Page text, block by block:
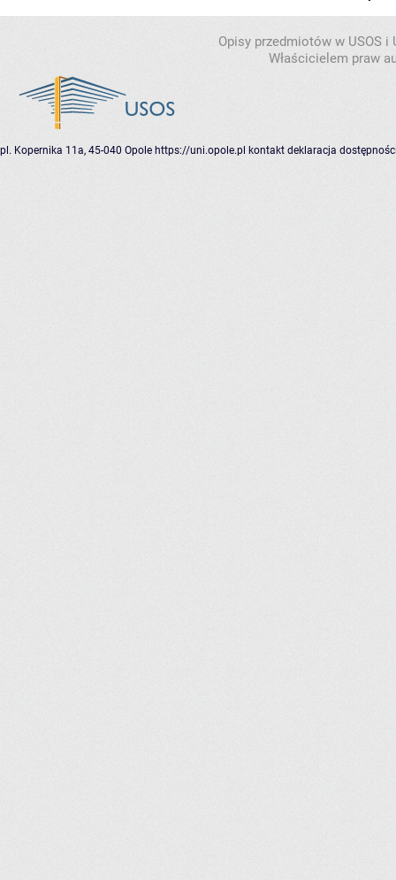
Opisy przedmiotów w USOS
Właścicielem praw
pl. Kopernika 11a, 45-040 Opole https://uni.opole.pl kontakt deklaracja